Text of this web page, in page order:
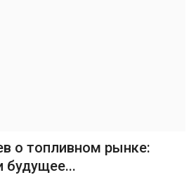
о топливном рынке:
будущее...